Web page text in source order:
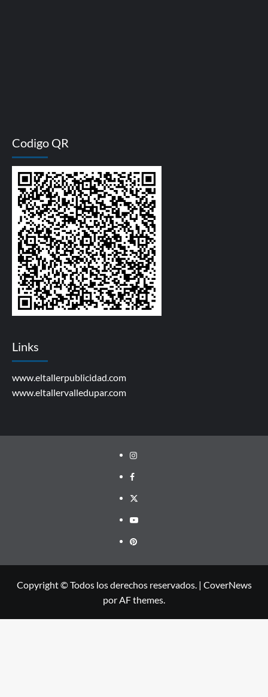
Codigo QR
Links
www.eltallerpublicidad.com
www.eltallervalledupar.com
Instagram
facebook
twitter
youtube
pinterest
Copyright © Todos los derechos reservados. | CoverNews
por AF themes.